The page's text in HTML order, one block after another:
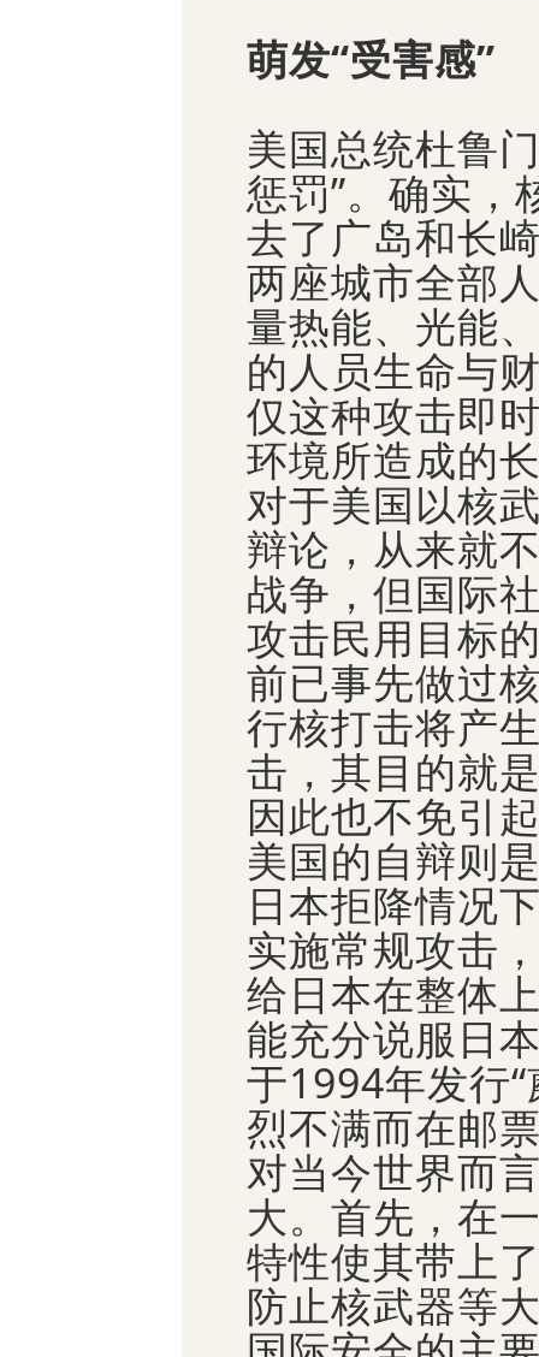
萌发“受害感”
美国总统杜鲁
惩罚”。确实，
去了广岛和长
两座城市全部
量热能、光能
的人员生命与
仅这种攻击即
环境所造成的
对于美国以核
辩论，从来就
战争，但国际
攻击民用目标
前已事先做过
行核打击将产
击，其目的就
因此也不免引
美国的自辩则
日本拒降情况
实施常规攻击
给日本在整体
能充分说服日
于1994年发行
烈不满而在邮
对当今世界而
大。首先，在
特性使其带上
防止核武器等